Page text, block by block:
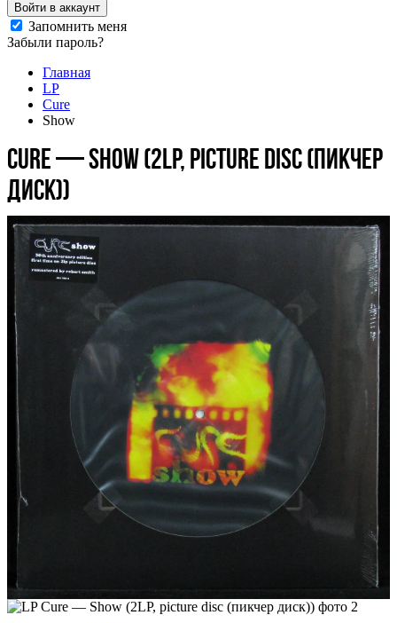
Войти в аккаунт
Запомнить меня
Забыли пароль?
Главная
LP
Cure
Show
Cure — Show (2LP, picture disc (пикчер
диск))